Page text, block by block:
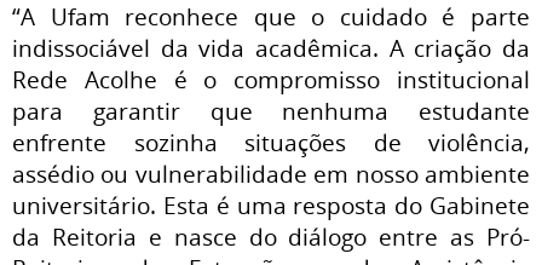
“A Ufam reconhece que o cuidado é parte
indissociável da vida acadêmica. A criação da
Rede Acolhe é o compromisso institucional
para garantir que nenhuma estudante
enfrente sozinha situações de violência,
assédio ou vulnerabilidade em nosso ambiente
universitário. Esta é uma resposta do Gabinete
da Reitoria e nasce do diálogo entre as Pró-